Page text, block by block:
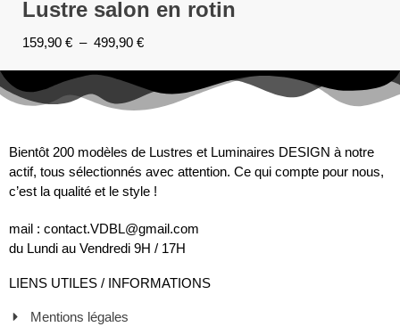
Lustre salon en rotin
159,90 € – 499,90 €
Bientôt 200 modèles de Lustres et Luminaires DESIGN à notre
actif, tous sélectionnés avec attention. Ce qui compte pour nous,
c’est la qualité et le style !
mail : contact.VDBL@gmail.com
du Lundi au Vendredi 9H / 17H
LIENS UTILES / INFORMATIONS
Mentions légales